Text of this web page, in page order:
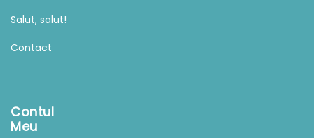
Salut, salut!
Contact
Contul
Meu